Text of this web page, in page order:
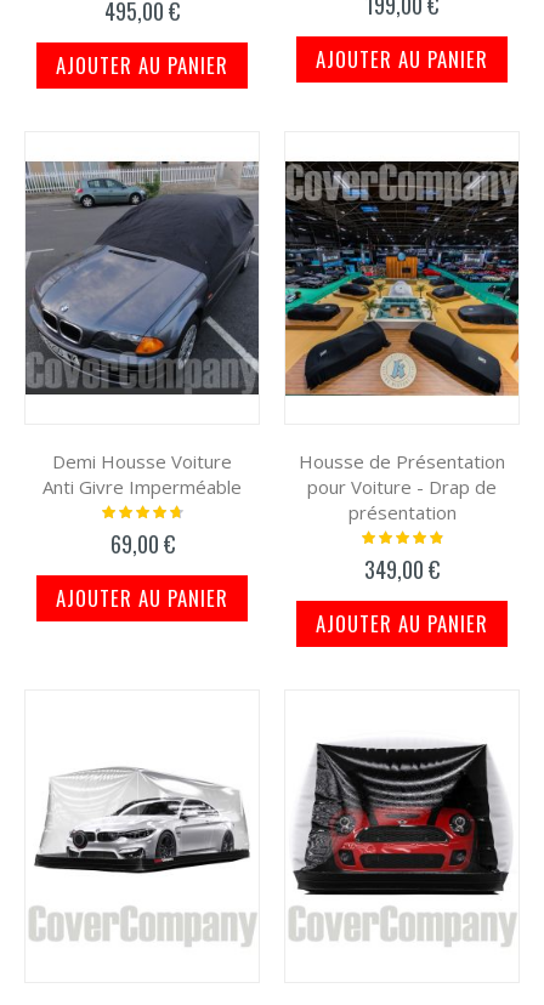
495,00 €
AJOUTER AU PANIER AJOUTER AU PANIER
Demi Housse Voiture
Anti Givre Imperméable
Notation:
69,00 €
AJOUTER AU PANIER
Housse de Présentation
pour Voiture - Drap de
présentation
Notation:
349,00 €
AJOUTER AU PANIER